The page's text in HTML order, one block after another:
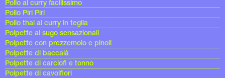
Pollo al curry facilissimo
Pollo Piri Piri
Pollo thai al curry in teglia
Polpette al sugo sensazionali
Polpette con prezzemolo e pinoli
Polpette di baccalà
Polpette di carciofi e tonno
Polpette di cavolfiori